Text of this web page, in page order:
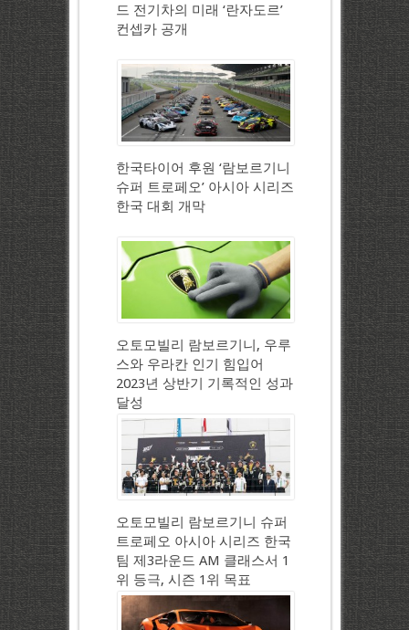
드 전기차의 미래 ‘란자도르’
컨셉카 공개
한국타이어 후원 ‘람보르기니
슈퍼 트로페오’ 아시아 시리즈
한국 대회 개막
오토모빌리 람보르기니, 우루
스와 우라칸 인기 힘입어
2023년 상반기 기록적인 성과
달성
오토모빌리 람보르기니 슈퍼
트로페오 아시아 시리즈 한국
팀 제3라운드 AM 클래스서 1
위 등극, 시즌 1위 목표